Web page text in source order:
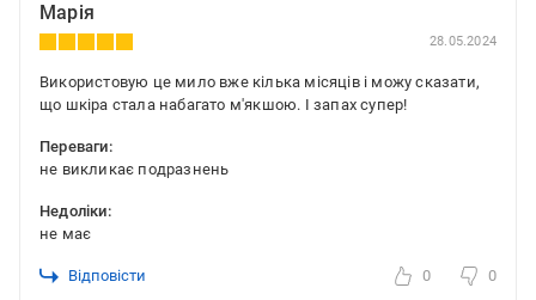
Марія
28.05.2024
Використовую це мило вже кілька місяців і можу сказати,
що шкіра стала набагато м'якшою. І запах супер!
Переваги:
не викликає подразнень
Недоліки:
не має
Відповісти 0 0